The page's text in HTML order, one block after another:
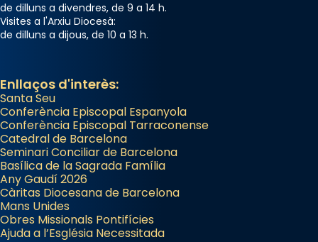
de dilluns a divendres, de 9 a 14 h.
Visites a l'Arxiu Diocesà:
de dilluns a dijous, de 10 a 13 h.
Enllaços d'interès:
Santa Seu
Conferència Episcopal Espanyola
Conferència Episcopal Tarraconense
Catedral de Barcelona
Seminari Conciliar de Barcelona
Basílica de la Sagrada Família
Any Gaudí 2026
Càritas Diocesana de Barcelona
Mans Unides
Obres Missionals Pontifícies
Ajuda a l’Església Necessitada